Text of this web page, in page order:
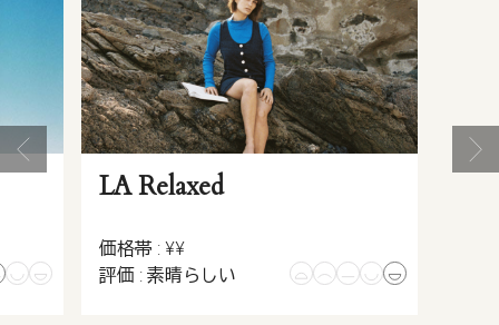
LA Relaxed
価格帯 : ¥¥
評価 : 素晴らしい